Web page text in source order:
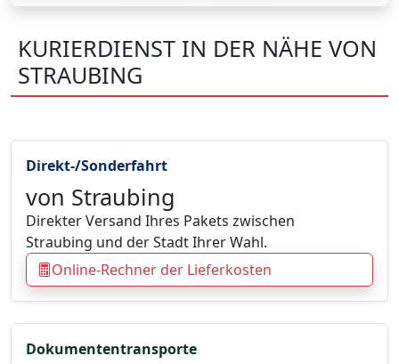
KURIERDIENST IN DER NÄHE VON
STRAUBING
Direkt-/Sonderfahrt
von Straubing
Direkter Versand Ihres Pakets zwischen
Straubing und der Stadt Ihrer Wahl.
Online-Rechner der Lieferkosten
Dokumententransporte